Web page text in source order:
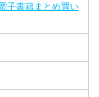
子書籍まとめ買い